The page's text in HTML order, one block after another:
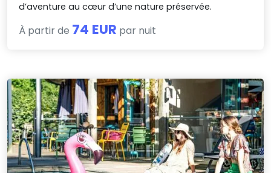
d’aventure au cœur d’une nature préservée.
À partir de 74 EUR par nuit